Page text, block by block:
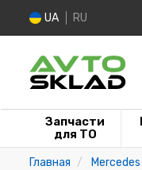
UA RU
Запчасти
для ТО
Главная Mercedes